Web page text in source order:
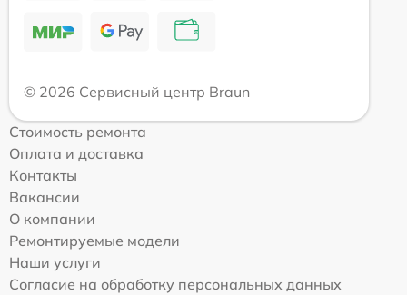
© 2026 Сервисный центр Braun
Стоимость ремонта
Оплата и доставка
Контакты
Вакансии
О компании
Ремонтируемые модели
Наши услуги
Согласие на обработку персональных данных